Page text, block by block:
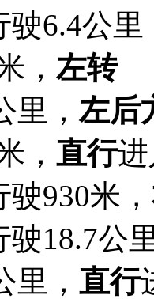
驶6.4公里
， 左转
里， 左后
， 直行
驶930米，
驶18.7公
里， 直行